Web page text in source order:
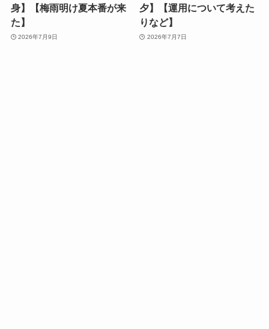
身】【梅雨明け夏本番が来
た】
2026年7月9日
夕】【運用について考えた
りなど】
2026年7月7日